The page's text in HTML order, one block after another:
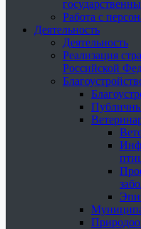
Работа с
Деятельность
Деятельность
Реализация
Российской